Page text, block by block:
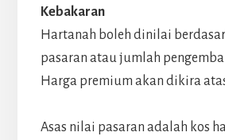
Kebakaran
Hartanah boleh dinilai
pasaran atau jumlah
Harga premium akan dikira
Asas nilai pasaran adalah kos